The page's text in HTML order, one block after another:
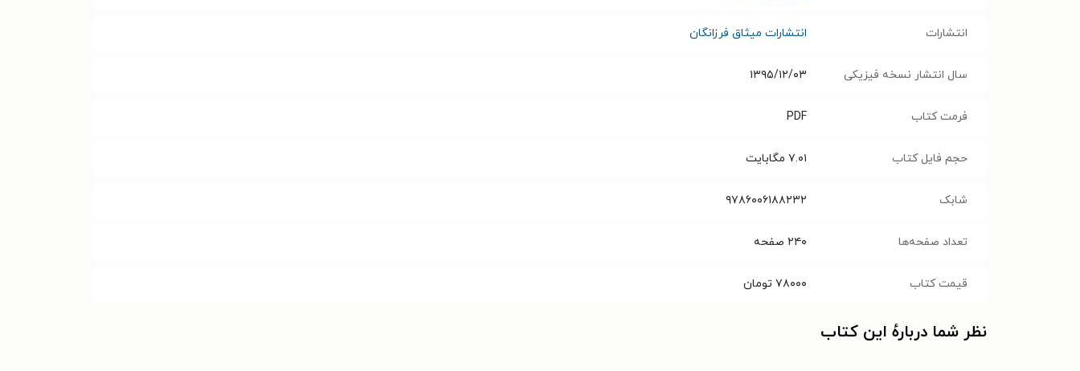
انتشارات انتشارات میثاق فرزانگان
سال انتشار نسخه فیزیکی ۱۳۹۵/۱۲/۰۳
فرمت کتاب PDF
حجم فایل کتاب ۷.۰۱ مگابایت
شابک ۹۷۸۶۰۰۶۱۸۸۲۳۲
تعداد صفحه‌ها ۲۴۰ صفحه
قیمت کتاب ۷۸۰۰۰ تومان
نظر شما دربارهٔ این کتاب